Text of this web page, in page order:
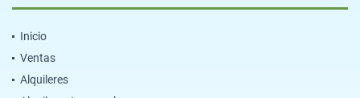
Inicio
Ventas
Alquileres